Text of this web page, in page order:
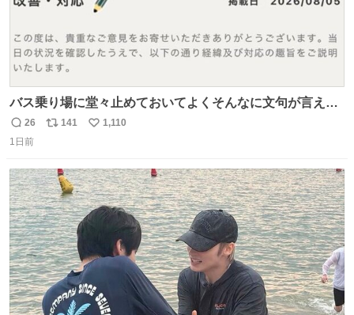
バス乗り場に堂々止めておいてよくそんなに文句が言える
ね 運転士は日本人やったのなら韓国人は関係ないし、なん
なら68歳も関係ない…
返
信
26
リ
ト
数
141
い
数
1,110
1日前